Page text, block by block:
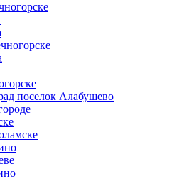
поселок Алабушево